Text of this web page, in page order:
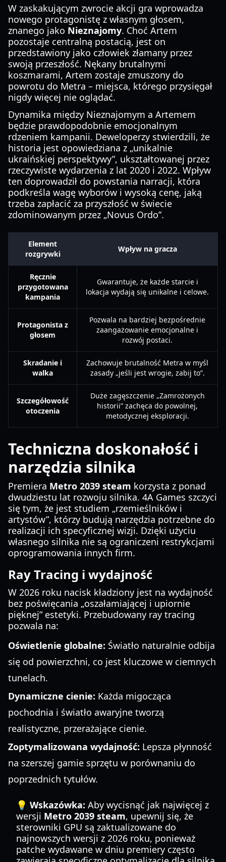
W zaskakującym zwrocie akcji gra wprowadza
nowego protagonistę z własnym głosem,
znanego jako Nieznajomy. Choć Artem
pozostaje centralną postacią, jest on
przedstawiony jako człowiek złamany przez
swoją przeszłość. Nękany brutalnymi
koszmarami, Artem zostaje zmuszony do
powrotu do Metra – miejsca, którego przysięgał
nigdy więcej nie oglądać.
Dynamika między Nieznajomym a Artemem
będzie prawdopodobnie emocjonalnym
rdzeniem kampanii. Deweloperzy stwierdzili, że
historia jest opowiedziana z „unikalnie
ukraińskiej perspektywy”, ukształtowanej przez
rzeczywiste wydarzenia z lat 2020 i 2022. Wpływ
ten doprowadził do powstania narracji, która
podkreśla wagę wyborów i wysoką cenę, jaką
trzeba zapłacić za przyszłość w świecie
zdominowanym przez „Novus Ordo”.
Element
rozgrywki
Wpływ na gracza
Ręcznie
przygotowana
kampania
Gwarantuje, że każde starcie i
lokacja wydają się unikalne i celowe.
Protagonista z
głosem
Pozwala na bardziej bezpośrednie
zaangażowanie emocjonalne i
rozwój postaci.
Skradanie i
walka
Zachowuje brutalność Metra w myśl
zasady „jeśli jest wrogie, zabij to”.
Szczegółowość
otoczenia
Duże zagęszczenie „Zamrożonych
historii” zachęca do powolnej,
metodycznej eksploracji.
Techniczna doskonałość i
narzędzia silnika
Premiera Metro 2039 steam korzysta z ponad
dwudziestu lat rozwoju silnika. 4A Games szczyci
się tym, że jest studiem „rzemieślników i
artystów”, którzy budują narzędzia potrzebne do
realizacji ich specyficznej wizji. Dzięki użyciu
własnego silnika nie są ograniczeni restrykcjami
oprogramowania innych firm.
Ray Tracing i wydajność
W 2026 roku nacisk kładziony jest na wydajność
bez poświęcania „oszałamiającej i upiornie
pięknej” estetyki. Przebudowany ray tracing
pozwala na:
Oświetlenie globalne: Światło naturalnie odbija
się od powierzchni, co jest kluczowe w ciemnych
tunelach.
Dynamiczne cienie: Każda migocząca
pochodnia i światło awaryjne tworzą
realistyczne, przerażające cienie.
Zoptymalizowana wydajność: Lepsza płynność
na szerszej gamie sprzętu w porównaniu do
poprzednich tytułów.
💡 Wskazówka: Aby wycisnąć jak najwięcej z
wersji Metro 2039 steam, upewnij się, że
sterowniki GPU są zaktualizowane do
najnowszych wersji z 2026 roku, ponieważ
patche wydawane w dniu premiery często